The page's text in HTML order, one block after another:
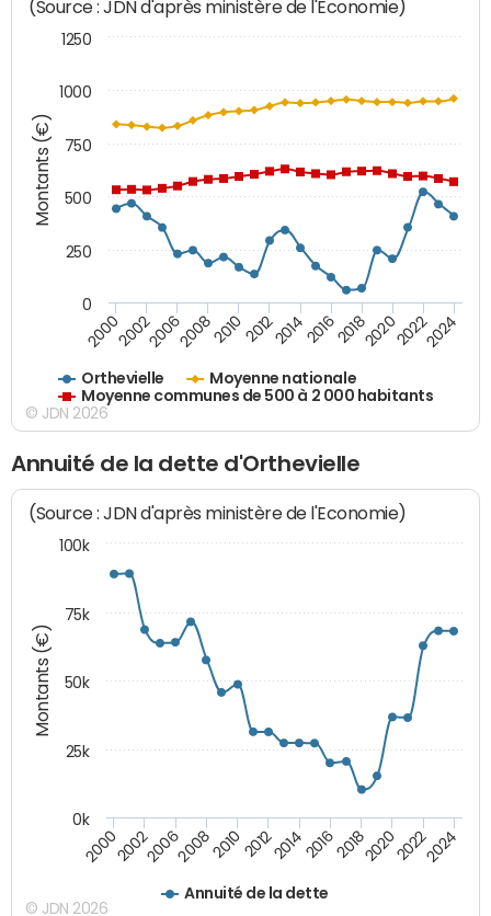
Montants (€)
(Source : JDN d'après ministère de l'Economie)
Orthevielle
Moyenne nationale
Moyenne communes de 500 à 2 000 habitants
200020022006200820102012201420162018202020222024
0
250
500
750
1000
1250
© JDN 2026
Annuité de la dette d'Orthevielle
Montants (€)
(Source : JDN d'après ministère de l'Economie)
Annuité de la dette
200020022006200820102012201420162018202020222024
0k
25k
50k
75k
100k
© JDN 2026